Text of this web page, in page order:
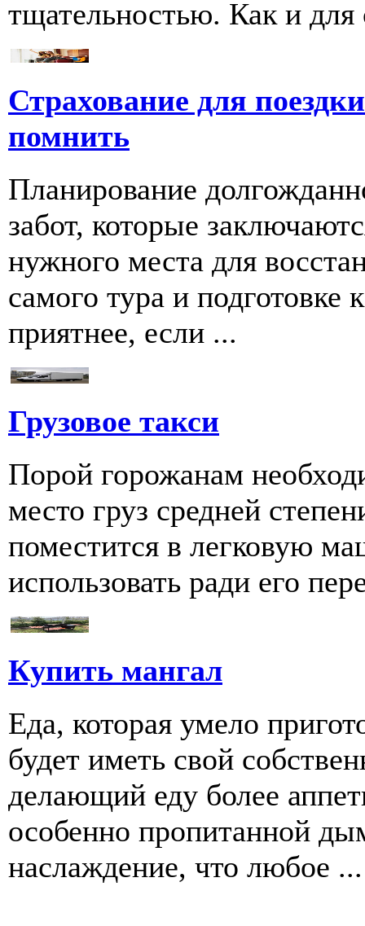
тщательностью. Как и для
Страхование для
помнить
Планирование
забот, которые
нужного места для
самого тура и подготовке
приятнее, если ...
Грузовое такси
Порой горожанам
место груз средней
поместится в легковую
использовать ради его
Купить мангал
Еда, которая умело
будет иметь свой
делающий еду более
особенно пропитанной
наслаждение, что любое ...